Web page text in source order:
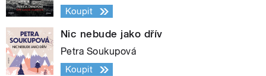
Koupit
Nic nebude jako dřív
Petra Soukupová
Koupit